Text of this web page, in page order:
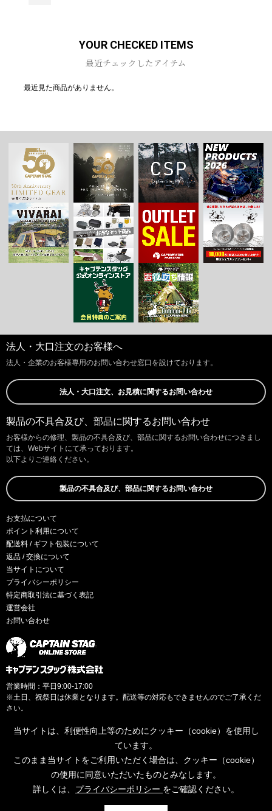
YOUR CHECKED ITEMS
最近チェックしたアイテム
最近見た商品がありません。
法人・大口注文のお客様へ
法人・企業のお客様専用のお問い合わせ窓口を設けております。
法人・大口注文、お見積に関するお問い合わせ
製品の不具合及び、部品に関するお問い合わせ
お客様からの修理、製品の不具合及び、部品に関するお問い合わせにつきまし
ては、Webサイトにて承っております。
以下よりご連絡ください。
製品の不具合及び、部品に関するお問い合わせ
お支払について
ポイント利用について
配送料 / ギフト包装について
返品 / 交換について
当サイトについて
プライバシーポリシー
特定商取引法に基づく表記
運営会社
お問い合わせ
営業時間：平日9:00-17:00
※土日、祝祭日は休業となります。配送等の対応もできませんのでご了承くだ
さい。
© CAPTAINSTAG Co.Ltd.
当サイトは、利便性向上等のためにクッキー（cookie）を使用し
ています。
このまま当サイトをご利用いただく場合は、クッキー（cookie）
の使用に同意いただいたものとみなします。
詳しくは、 プライバシーポリシー をご確認ください。